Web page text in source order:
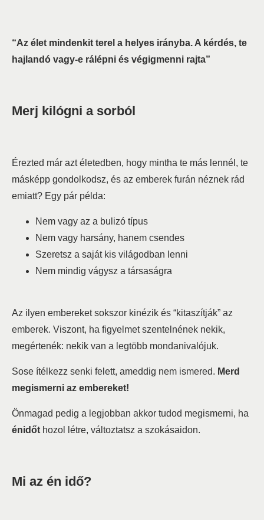
“Az élet mindenkit terel a helyes irányba. A kérdés, te
hajlandó vagy-e rálépni és végigmenni rajta”
Merj kilógni a sorból
Érezted már azt életedben, hogy mintha te más lennél, te
másképp gondolkodsz, és az emberek furán néznek rád
emiatt? Egy pár példa:
Nem vagy az a bulizó típus
Nem vagy harsány, hanem csendes
Szeretsz a saját kis világodban lenni
Nem mindig vágysz a társaságra
Az ilyen embereket sokszor kinézik és “kitaszítják” az
emberek. Viszont, ha figyelmet szentelnének nekik,
megértenék: nekik van a legtöbb mondanivalójuk.
Sose ítélkezz senki felett, ameddig nem ismered. Merd
megismerni az embereket!
Önmagad pedig a legjobban akkor tudod megismerni, ha
énidőt hozol létre, változtatsz a szokásaidon.
Mi az én idő?